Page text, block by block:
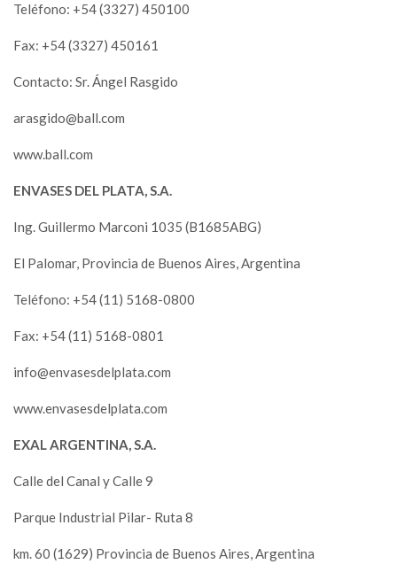
Teléfono: +54 (3327) 450100
Fax: +54 (3327) 450161
Contacto: Sr. Ángel Rasgido
arasgido@ball.com
www.ball.com
ENVASES DEL PLATA, S.A.
Ing. Guillermo Marconi 1035 (B1685ABG)
El Palomar, Provincia de Buenos Aires, Argentina
Teléfono: +54 (11) 5168-0800
Fax: +54 (11) 5168-0801
info@envasesdelplata.com
www.envasesdelplata.com
EXAL ARGENTINA, S.A.
Calle del Canal y Calle 9
Parque Industrial Pilar- Ruta 8
km. 60 (1629) Provincia de Buenos Aires, Argentina